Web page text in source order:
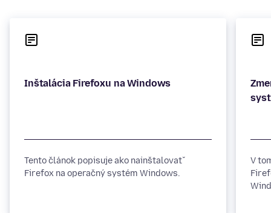
Inštalácia Firefoxu na Windows
Tento článok popisuje ako nainštalovať
Firefox na operačný systém Windows.
V